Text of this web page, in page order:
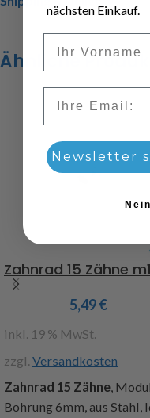
Ähnliche
Zahnrad 15 Zähne m1
5,49€
inkl. 19 % MwSt.
zzgl. Versandkosten
Zahnrad 15 Zähne,
Bohrung 6mm, aus Stahl,
nächsten Einkauf.
Newsletter